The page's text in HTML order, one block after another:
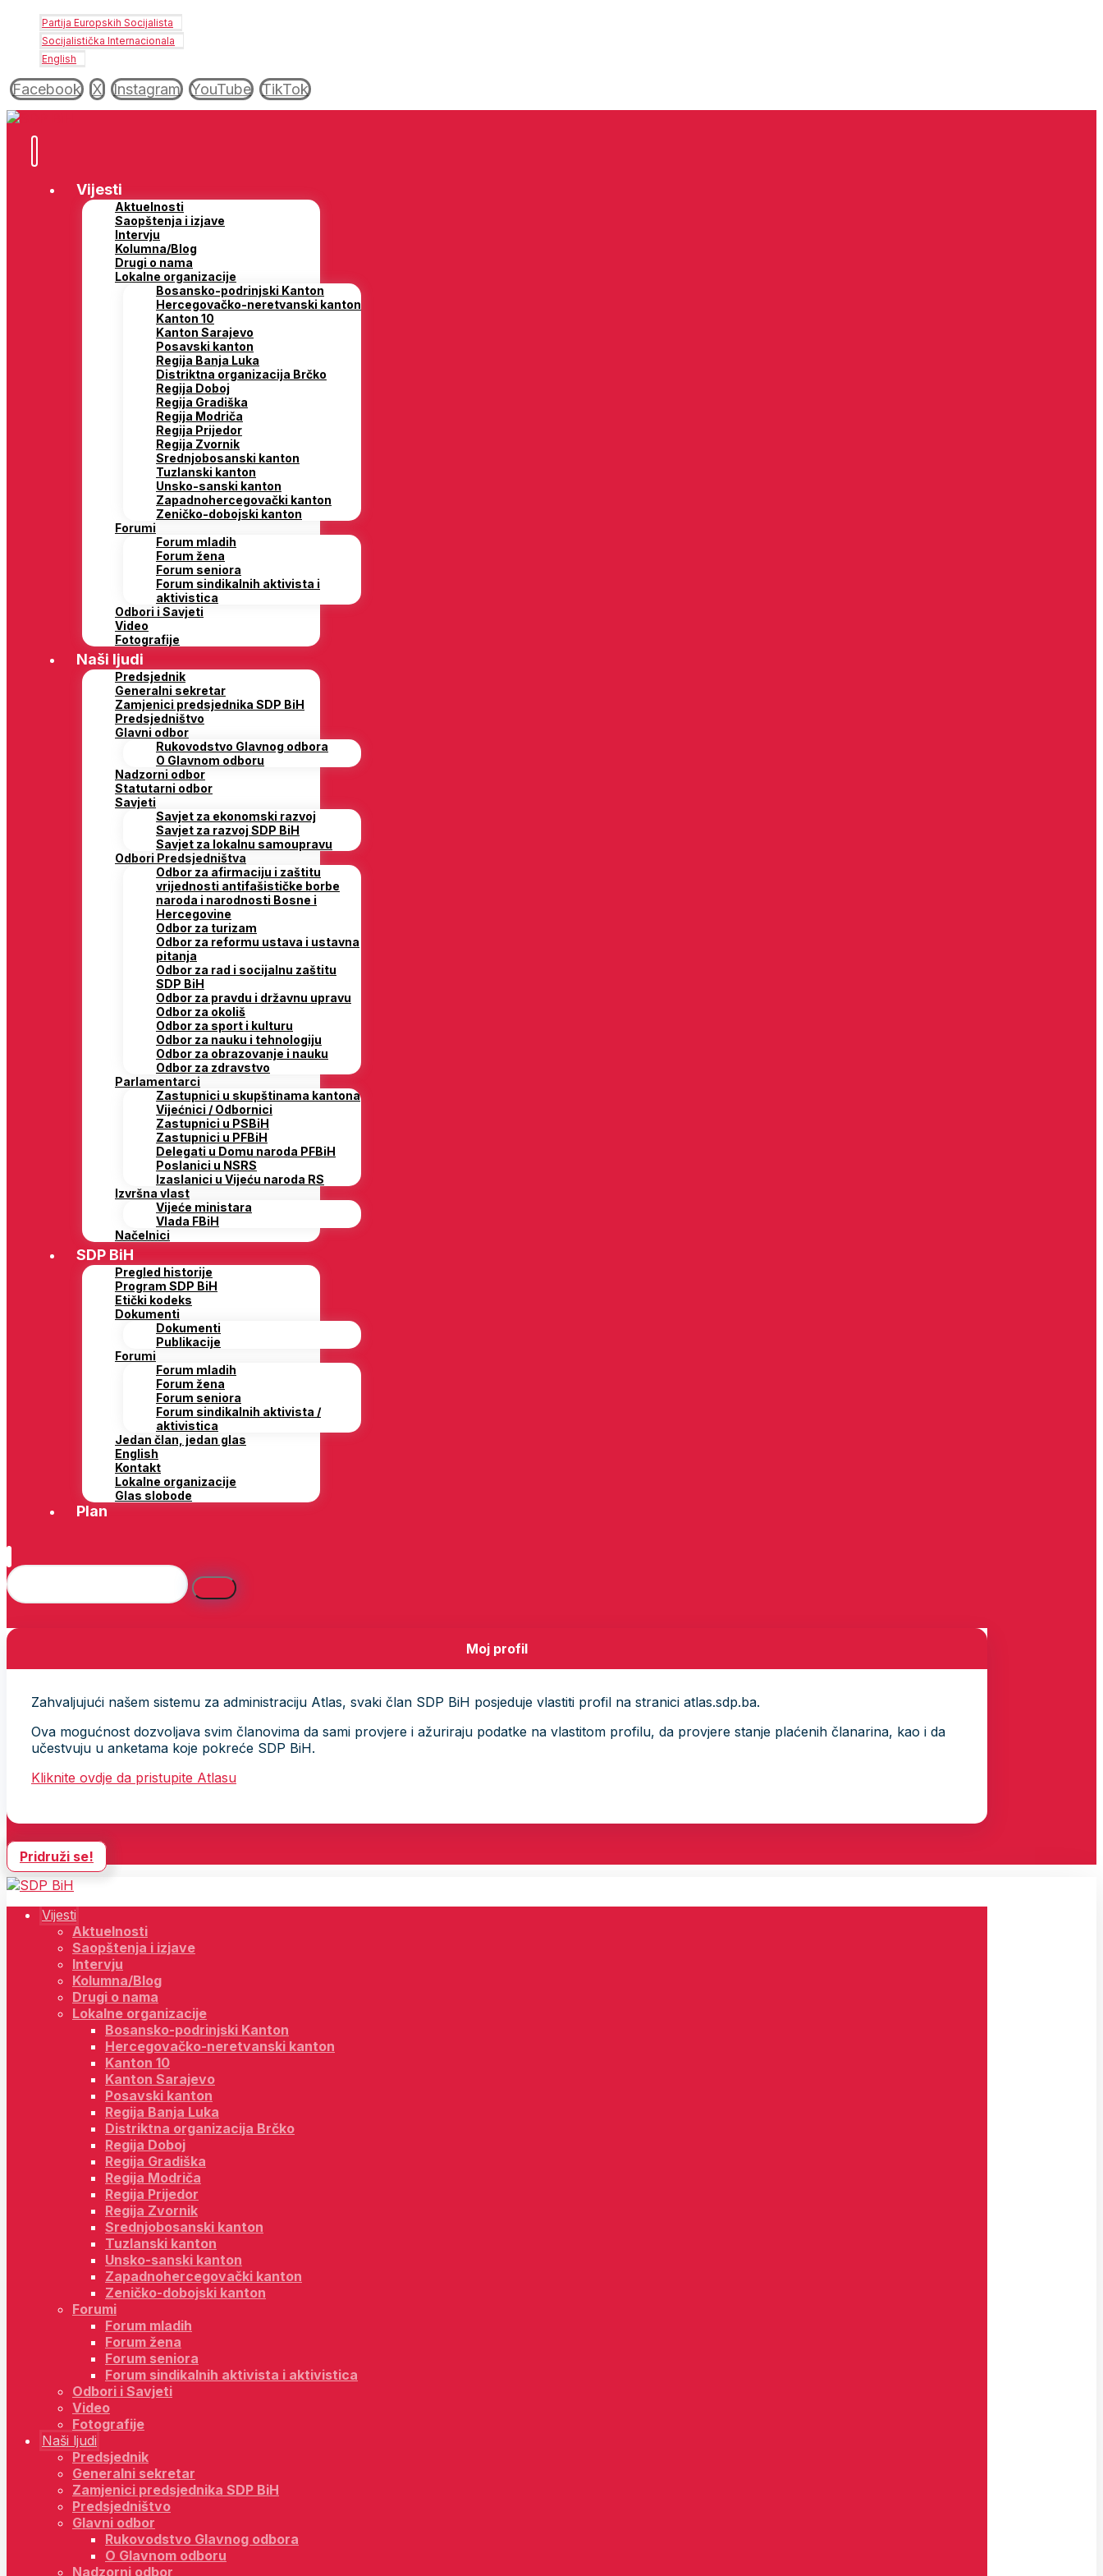
Partija Europskih Socijalista
Socijalistička Internacionala
English
Facebook X Instagram YouTube TikTok
Vijesti
Aktuelnosti
Saopštenja i izjave
Intervju
Kolumna/Blog
Drugi o nama
Lokalne organizacije
Bosansko-podrinjski Kanton
Hercegovačko-neretvanski kanton
Kanton 10
Kanton Sarajevo
Posavski kanton
Regija Banja Luka
Distriktna organizacija Brčko
Regija Doboj
Regija Gradiška
Regija Modriča
Regija Prijedor
Regija Zvornik
Srednjobosanski kanton
Tuzlanski kanton
Unsko-sanski kanton
Zapadnohercegovački kanton
Zeničko-dobojski kanton
Forumi
Forum mladih
Forum žena
Forum seniora
Forum sindikalnih aktivista i
aktivistica
Odbori i Savjeti
Video
Fotografije
Naši ljudi
Predsjednik
Generalni sekretar
Zamjenici predsjednika SDP BiH
Predsjedništvo
Glavni odbor
Rukovodstvo Glavnog odbora
O Glavnom odboru
Nadzorni odbor
Statutarni odbor
Savjeti
Savjet za ekonomski razvoj
Savjet za razvoj SDP BiH
Savjet za lokalnu samoupravu
Odbori Predsjedništva
Odbor za afirmaciju i zaštitu
vrijednosti antifašističke borbe
naroda i narodnosti Bosne i
Hercegovine
Odbor za turizam
Odbor za reformu ustava i ustavna
pitanja
Odbor za rad i socijalnu zaštitu
SDP BiH
Odbor za pravdu i državnu upravu
Odbor za okoliš
Odbor za sport i kulturu
Odbor za nauku i tehnologiju
Odbor za obrazovanje i nauku
Odbor za zdravstvo
Parlamentarci
Zastupnici u skupštinama kantona
Vijećnici / Odbornici
Zastupnici u PSBiH
Zastupnici u PFBiH
Delegati u Domu naroda PFBiH
Poslanici u NSRS
Izaslanici u Vijeću naroda RS
Izvršna vlast
Vijeće ministara
Vlada FBiH
Načelnici
SDP BiH
Pregled historije
Program SDP BiH
Etički kodeks
Dokumenti
Dokumenti
Publikacije
Forumi
Forum mladih
Forum žena
Forum seniora
Forum sindikalnih aktivista /
aktivistica
Jedan član, jedan glas
English
Kontakt
Lokalne organizacije
Glas slobode
Plan
Moj profil
Zahvaljujući našem sistemu za administraciju Atlas, svaki član SDP BiH posjeduje vlastiti profil na stranici atlas.sdp.ba.
Ova mogućnost dozvoljava svim članovima da sami provjere i ažuriraju podatke na vlastitom profilu, da provjere stanje plaćenih članarina, kao i da
učestvuju u anketama koje pokreće SDP BiH.
Kliknite ovdje da pristupite Atlasu
Pridruži se!
Vijesti
Aktuelnosti
Saopštenja i izjave
Intervju
Kolumna/Blog
Drugi o nama
Lokalne organizacije
Bosansko-podrinjski Kanton
Hercegovačko-neretvanski kanton
Kanton 10
Kanton Sarajevo
Posavski kanton
Regija Banja Luka
Distriktna organizacija Brčko
Regija Doboj
Regija Gradiška
Regija Modriča
Regija Prijedor
Regija Zvornik
Srednjobosanski kanton
Tuzlanski kanton
Unsko-sanski kanton
Zapadnohercegovački kanton
Zeničko-dobojski kanton
Forumi
Forum mladih
Forum žena
Forum seniora
Forum sindikalnih aktivista i aktivistica
Odbori i Savjeti
Video
Fotografije
Naši ljudi
Predsjednik
Generalni sekretar
Zamjenici predsjednika SDP BiH
Predsjedništvo
Glavni odbor
Rukovodstvo Glavnog odbora
O Glavnom odboru
Nadzorni odbor